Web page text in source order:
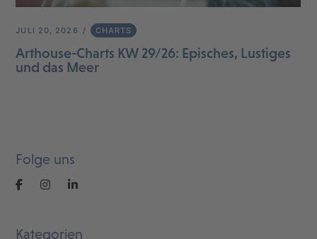
JULI 20, 2026 CHARTS
Arthouse-Charts KW 29/26: Episches, Lustiges
und das Meer
Folge uns
Kategorien